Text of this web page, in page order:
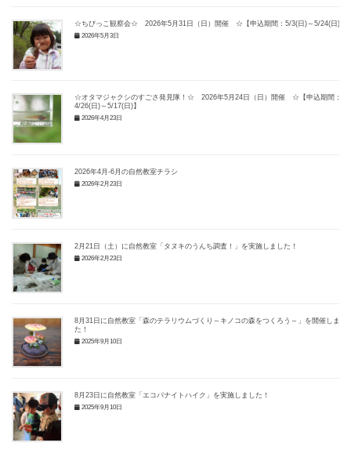
☆ちびっこ観察会☆ 2026年5月31日（日）開催 ☆【申込期間：5/3(日)～5/24(日)】
2026年5月3日
☆オタマジャクシのすごさ発見隊！☆ 2026年5月24日（日）開催 ☆【申込期間：
4/26(日)～5/17(日)】
2026年4月23日
2026年4月-6月の自然教室チラシ
2026年2月23日
2月21日（土）に自然教室「タヌキのうんち調査！」を実施しました！
2026年2月23日
8月31日に自然教室「森のテラリウムづくり～キノコの森をつくろう～」を開催しまし
た！
2025年9月10日
8月23日に自然教室「エコパナイトハイク」を実施しました！
2025年9月10日